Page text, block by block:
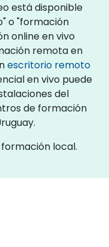
está disponible
o "formación
online en vivo
remota en
escritorio remoto
en vivo puede
del
de formación
local.